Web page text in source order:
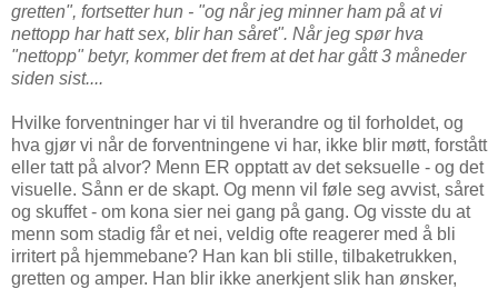
gretten", fortsetter hun - "og når jeg minner ham på at vi
nettopp har hatt sex, blir han såret". Når jeg spør hva
"nettopp" betyr, kommer det frem at det har gått 3 måneder
siden sist....
Hvilke forventninger har vi til hverandre og til forholdet, og
hva gjør vi når de forventningene vi har, ikke blir møtt, forstått
eller tatt på alvor? Menn ER opptatt av det seksuelle - og det
visuelle. Sånn er de skapt. Og menn vil føle seg avvist, såret
og skuffet - om kona sier nei gang på gang. Og visste du at
menn som stadig får et nei, veldig ofte reagerer med å bli
irritert på hjemmebane? Han kan bli stille, tilbaketrukken,
gretten og amper. Han blir ikke anerkjent slik han ønsker,